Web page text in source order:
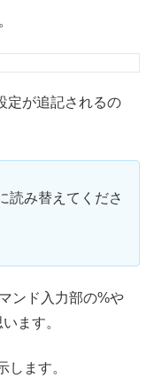
定が追記されるの
読み替えてくださ
ンド入力部の%や
ます。
します。